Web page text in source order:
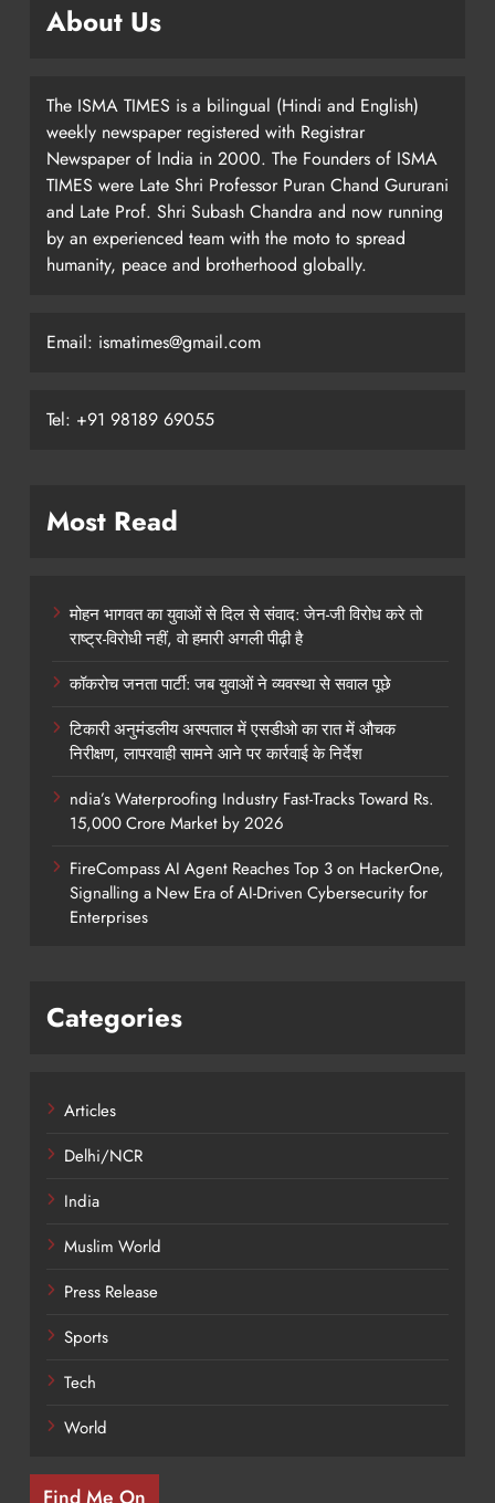
About Us
The ISMA TIMES is a bilingual (Hindi and English)
weekly newspaper registered with Registrar
Newspaper of India in 2000. The Founders of ISMA
TIMES were Late Shri Professor Puran Chand Gururani
and Late Prof. Shri Subash Chandra and now running
by an experienced team with the moto to spread
humanity, peace and brotherhood globally.
Email: ismatimes@gmail.com
Tel: +91 98189 69055
Most Read
मोहन भागवत का युवाओं से दिल से संवाद: जेन-जी विरोध करे तो
राष्ट्र-विरोधी नहीं, वो हमारी अगली पीढ़ी है
कॉकरोच जनता पार्टी: जब युवाओं ने व्यवस्था से सवाल पूछे
टिकारी अनुमंडलीय अस्पताल में एसडीओ का रात में औचक
निरीक्षण, लापरवाही सामने आने पर कार्रवाई के निर्देश
ndia’s Waterproofing Industry Fast-Tracks Toward Rs.
15,000 Crore Market by 2026
FireCompass AI Agent Reaches Top 3 on HackerOne,
Signalling a New Era of AI-Driven Cybersecurity for
Enterprises
Categories
Articles
Delhi/NCR
India
Muslim World
Press Release
Sports
Tech
World